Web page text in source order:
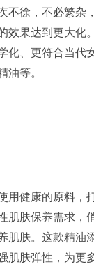
不徐，不必繁杂
效果达到更大化
化、更符合当代
油等。
用健康的原料，
肌肤保养需求，
肌肤。这款精油
肌肤弹性，为更